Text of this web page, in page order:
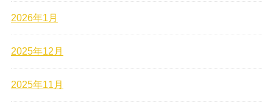
2026年1月
2025年12月
2025年11月